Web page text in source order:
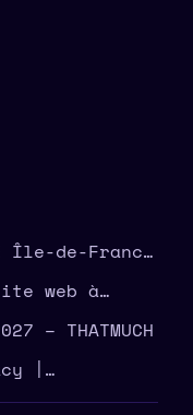
Île-de-France
web à
– THATMUCH
|